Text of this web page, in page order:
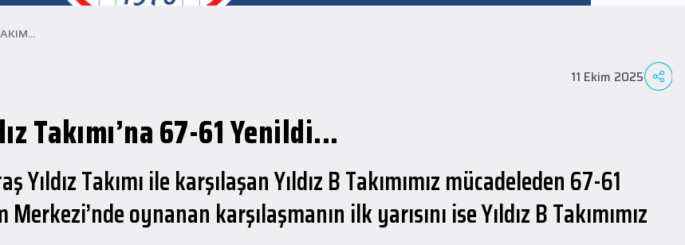
11 Ekim 2025
Takımı’na 67-61 Yenildi...
Takımı ile karşılaşan Yıldız B Takımımız mücadeleden 67-61
oynanan karşılaşmanın ilk yarısını ise Yıldız B Takımımız